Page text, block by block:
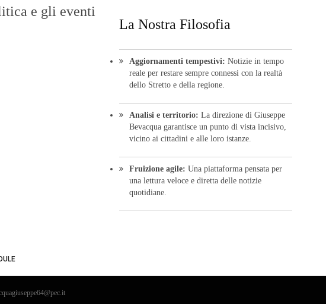
e gli eventi
La Nostra Filosofia
Aggiornamenti tempestivi: Notizie in tempo
reale per restare sempre connessi con la realtà
dello Stretto e della regione.
Analisi e territorio: La direzione di Giuseppe
Bevacqua garantisce un punto di vista incisivo,
vicino ai cittadini e alle loro istanze.
Fruizione agile: Una piattaforma pensata per
una lettura veloce e diretta delle notizie
quotidiane.